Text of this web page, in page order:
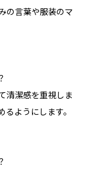
の言葉や服装のマ
清潔感を重視しま
ようにします。